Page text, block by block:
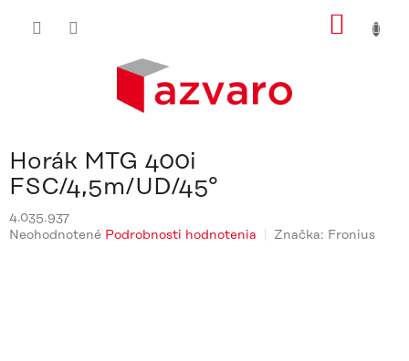
Horák MTG 400i
FSC/4,5m/UD/45°
4.035.937
Priemerné
Neohodnotené Podrobnosti hodnotenia Značka: Fronius